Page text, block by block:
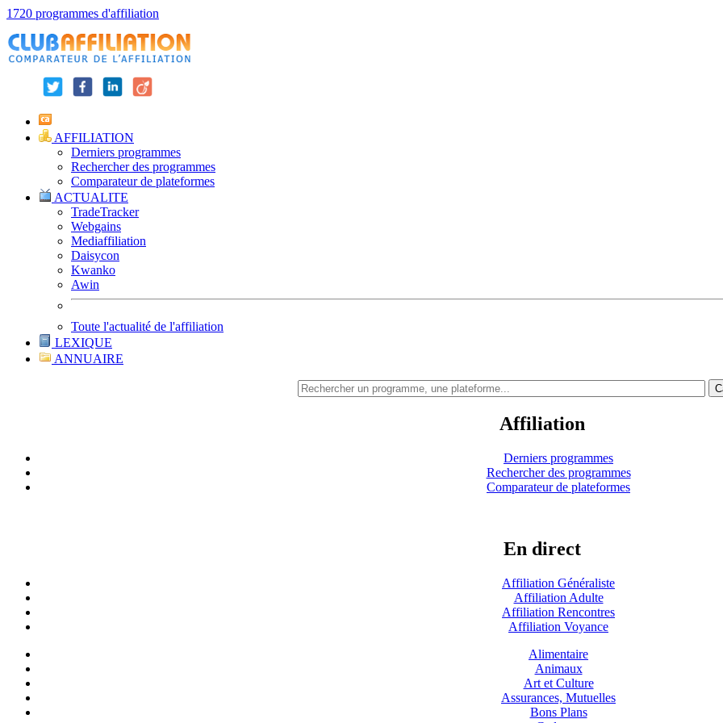
1720 programmes d'affiliation
AFFILIATION
Derniers programmes
Rechercher des programmes
Comparateur de plateformes
ACTUALITE
TradeTracker
Webgains
Mediaffiliation
Daisycon
Kwanko
Awin
Toute l'actualité de l'affiliation
LEXIQUE
ANNUAIRE
Affiliation
Derniers programmes
Rechercher des programmes
Comparateur de plateformes
En direct
Affiliation Généraliste
Affiliation Adulte
Affiliation Rencontres
Affiliation Voyance
Alimentaire
Animaux
Art et Culture
Assurances, Mutuelles
Bons Plans